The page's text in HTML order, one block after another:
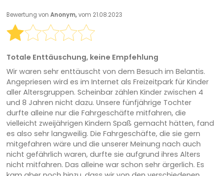
Bewertung von Anonym,vom 21.08.2023
Totale Enttäuschung, keine Empfehlung
Wir waren sehr enttäuscht von dem Besuch im Belantis.
Angepriesen wird es im Internet als Freizeitpark für Kinder
aller Altersgruppen. Scheinbar zählen Kinder zwischen 4
und 8 Jahren nicht dazu. Unsere fünfjährige Tochter
durfte alleine nur die Fahrgeschäfte mitfahren, die
vielleicht zweijährigen Kindern Spaß gemacht hätten, fand
es also sehr langweilig. Die Fahrgeschäfte, die sie gern
mitgefahren wäre und die unserer Meinung nach auch
nicht gefährlich waren, durfte sie aufgrund ihres Alters
nicht mitfahren. Das alleine war schon sehr ärgerlich. Es